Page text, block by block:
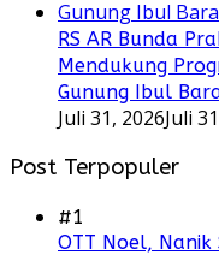
RS AR Bunda
Mendukung
Gunung Ibul
Juli 31, 2026Juli
Post Terpopuler
#1
OTT Noel, Nanik